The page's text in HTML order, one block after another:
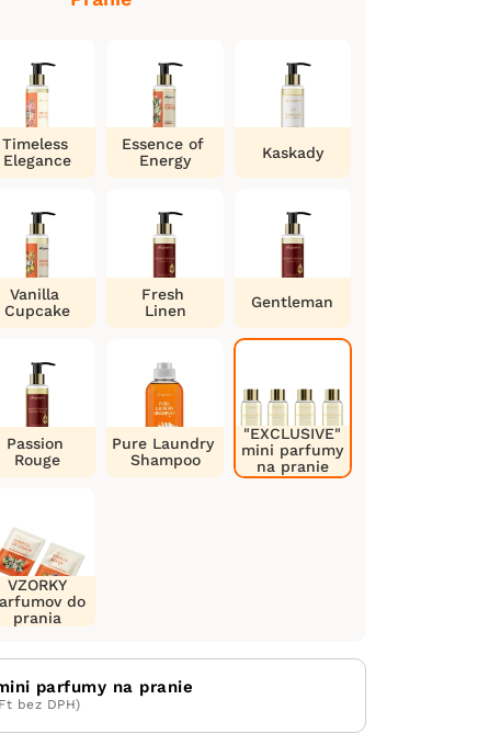
Timeless
Elegance
Essence of
Energy
Kaskady
Vanilla
Cupcake
Fresh
Linen
Gentleman
Passion
Rouge
Pure Laundry
Shampoo
"EXCLUSIVE"
mini parfumy
na pranie
VZORKY
do
prania
parfumy na pranie
bez DPH)